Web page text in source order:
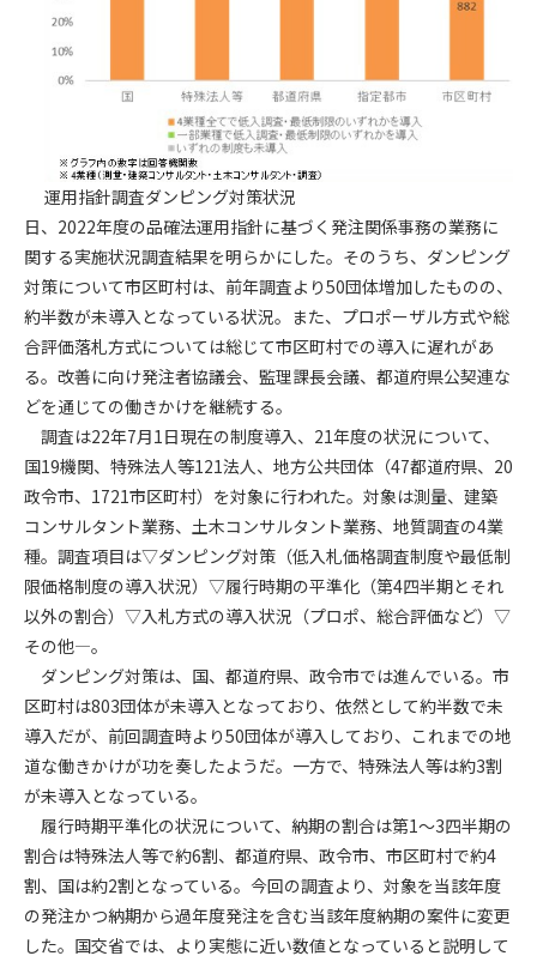
運用指針調査ダンピング対策状況
日、2022年度の品確法運用指針に基づく発注関係事務の業務に
関する実施状況調査結果を明らかにした。そのうち、ダンピング
対策について市区町村は、前年調査より50団体増加したものの、
約半数が未導入となっている状況。また、プロポーザル方式や総
合評価落札方式については総じて市区町村での導入に遅れがあ
る。改善に向け発注者協議会、監理課長会議、都道府県公契連な
どを通じての働きかけを継続する。
調査は22年7月1日現在の制度導入、21年度の状況について、
国19機関、特殊法人等121法人、地方公共団体（47都道府県、20
政令市、1721市区町村）を対象に行われた。対象は測量、建築
コンサルタント業務、土木コンサルタント業務、地質調査の4業
種。調査項目は▽ダンピング対策（低入札価格調査制度や最低制
限価格制度の導入状況）▽履行時期の平準化（第4四半期とそれ
以外の割合）▽入札方式の導入状況（プロポ、総合評価など）▽
その他―。
ダンピング対策は、国、都道府県、政令市では進んでいる。市
区町村は803団体が未導入となっており、依然として約半数で未
導入だが、前回調査時より50団体が導入しており、これまでの地
道な働きかけが功を奏したようだ。一方で、特殊法人等は約3割
が未導入となっている。
履行時期平準化の状況について、納期の割合は第1～3四半期の
割合は特殊法人等で約6割、都道府県、政令市、市区町村で約4
割、国は約2割となっている。今回の調査より、対象を当該年度
の発注かつ納期から過年度発注を含む当該年度納期の案件に変更
した。国交省では、より実態に近い数値となっていると説明して
会員とは、本規約を承諾の上、所定の会員申込手続きを完了
後、管理者がこれを承認した者をいいます。
第4条（会員の定義と登録）
1. 管理者は前条により審査の結果、会員申込みをした者が以下
の何れかの項目に該当することがわかった場合、その者の会
員としての権限を承認しないことがあります。
(1) 会員申し込みをした者が実在しなかった場合
(2) 本規約に違反した場合/li>
(3) 会員申し込みの際、申告事項に虚偽があった場合
(4) 会員申込者が管理者所定の手続き通りに会員申込手続き処
理を行わなかった場合
(5) その他管理者が会員とすることを不適当と判断した場合
2. 管理者は承認後であっても承認した会員が前項の何れかに該
当することが判明した場合、会員資格を取り消すことがあり
ます。
第5条（IDおよびパスワードの管理）
1. 会員は申込の際に管理者が発行したIDおよびパスワードの使
用および管理について責任を負うものとします。
2. 会員は、自己のIDおよびパスワードを、貸与、譲渡、売買、
その他形態を問わず、第三者に利用させることはできませ
ん。
3. 会員は、IDおよびパスワードの管理不十分、使用上の過誤、
第三者（他の会員を含む）の使用等による損害について責任
を負うものとし、管理者は一切責任を負いません。
第6条（会員の禁止事項）
1. 会員は建設資料館WEB上で以下の行為をしないものとしま
す。
(1) 第三者または管理者の著作権、その他知的所有権を侵害す
る行為
(2) 第三者または管理者の財産、プライバシー等を侵害する行